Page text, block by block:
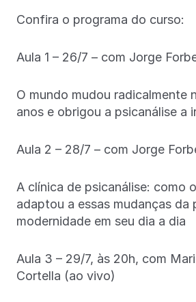
Confira o programa do curso:
Aula 1 – 26/7 – com Jorge
O mundo mudou radicalmente
anos e obrigou a psicanálise a
Aula 2 – 28/7 – com Jorge
A clínica de psicanálise: como
adaptou a essas mudanças da
modernidade em seu dia a dia
Aula 3 – 29/7, às 20h, com
Cortella (ao vivo)